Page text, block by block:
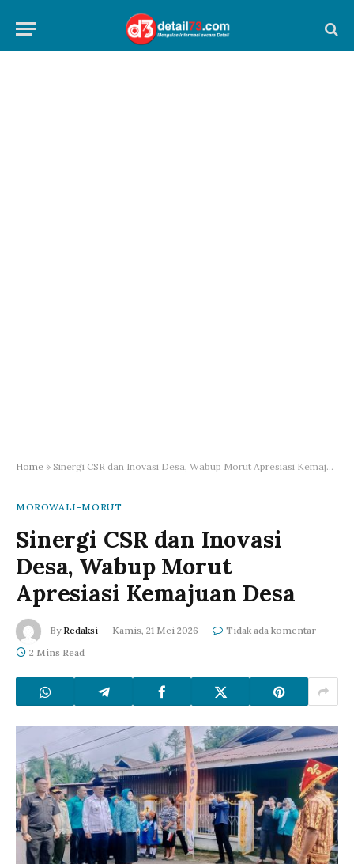
Home » Sinergi CSR dan Inovasi Desa, Wabup Morut Apresiasi Kemajuan Desa
MOROWALI-MORUT
Sinergi CSR dan Inovasi
Desa, Wabup Morut
Apresiasi Kemajuan Desa
By Redaksi Kamis, 21 Mei 2026
Tidak ada komentar
2 Mins Read